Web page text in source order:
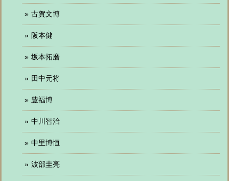
古賀文博
阪本健
坂本拓磨
田中元将
豊福博
中川智治
中里博恒
波部圭亮